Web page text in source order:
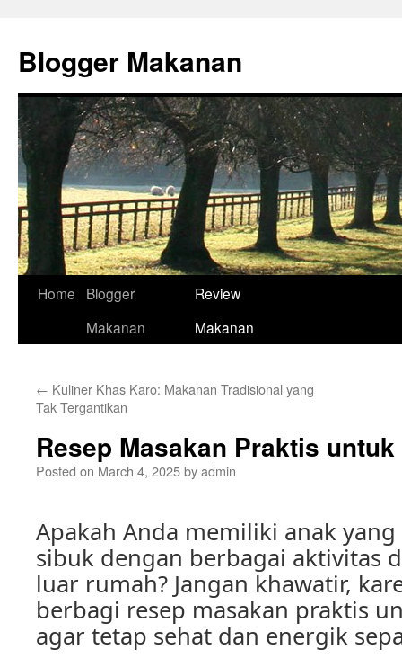
content
Blogger Makanan
Home
Blogger
Makanan
Review
Makanan
← Kuliner Khas Karo: Makanan Tradisional yang
Tak Tergantikan
Resep Masakan Praktis
Posted on March 4, 2025byadmin
Apakah Anda memiliki anak
sibuk dengan berbagai aktivitas
luar rumah? Jangan khawatir,
berbagi resep masakan praktis
agar tetap sehat dan energik